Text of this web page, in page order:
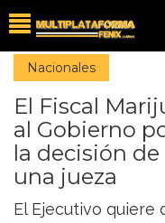
Nacionales
El Fiscal
al Gobierno
la decisión
una jueza
El Ejecutivo quiere